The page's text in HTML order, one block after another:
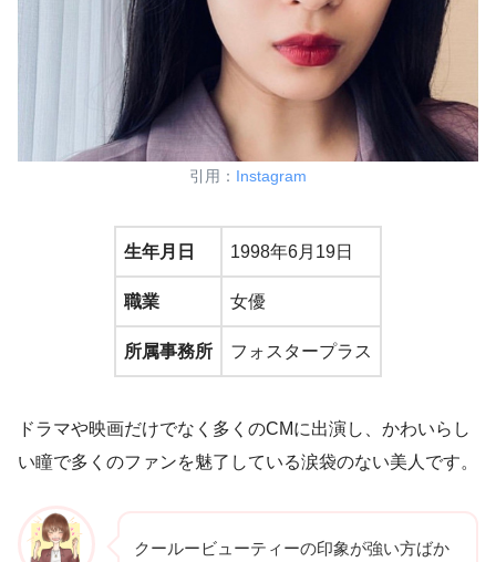
引用： Instagram
生年月日 1998年6月19日
職業 女優
所属事務所 フォスタープラス
ドラマや映画だけでなく多くのCМに出演し、かわいらし
い瞳で多くのファンを魅了している涙袋のない美人です。
クールービューティーの印象が強い方ばか